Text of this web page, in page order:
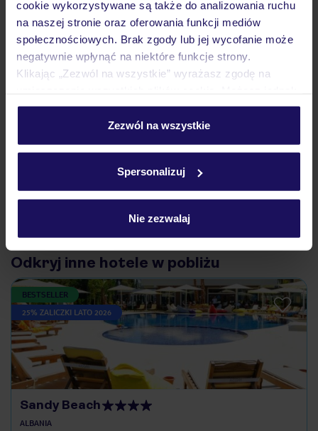
cookie wykorzystywane są także do analizowania ruchu
na naszej stronie oraz oferowania funkcji mediów
społecznościowych. Brak zgody lub jej wycofanie może
negatywnie wpłynąć na niektóre funkcje strony.
Klikając „Zezwól na wszystkie” wyrażasz zgodę na
personalizować swój wybór wchodząc w zakładkę
Szczegółowe informacje o plikach cookie znajdziesz
Zezwól na wszystkie
Spersonalizuj
Nie zezwalaj
Ważne informacje
Jak zmienić uczestników/osobę zgłaszającą?
Czy w Hotelu będzie przedstawiciel TUI?
Na jakiej podstawie i gdzie otrzymam karty
Zobacz więcej
Odkryj inne hotele w pobliżu
BESTSELLER
25% ZALICZKI LATO 2026
Sandy Beach
ALBANIA